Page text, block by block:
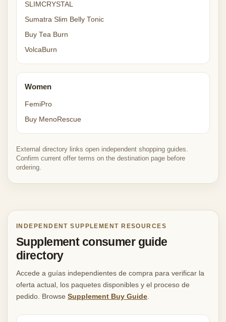
SLIMCRYSTAL
Sumatra Slim Belly Tonic
Buy Tea Burn
VolcaBurn
Women
FemiPro
Buy MenoRescue
External directory links open independent shopping guides.
Confirm current offer terms on the destination page before
ordering.
INDEPENDENT SUPPLEMENT RESOURCES
Supplement consumer guide
directory
Accede a guías independientes de compra para verificar la
oferta actual, los paquetes disponibles y el proceso de
pedido. Browse Supplement Buy Guide